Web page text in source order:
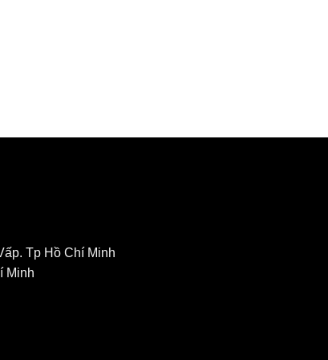
Tp Hồ Chí Minh
Minh